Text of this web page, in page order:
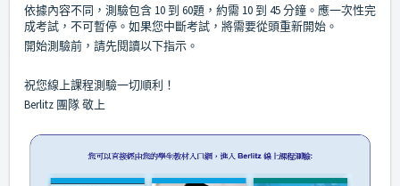
依據內容不同，測驗包含 10 到 60題，約需 10 到 45 分鐘。應一次性完
成考試，不可暫停。如果您中斷考試，將需要從頭重新開始 。
開始測驗前，請先閱讀以下指示。
祝您線上課程測驗一切順利！
Berlitz 團隊 敬上